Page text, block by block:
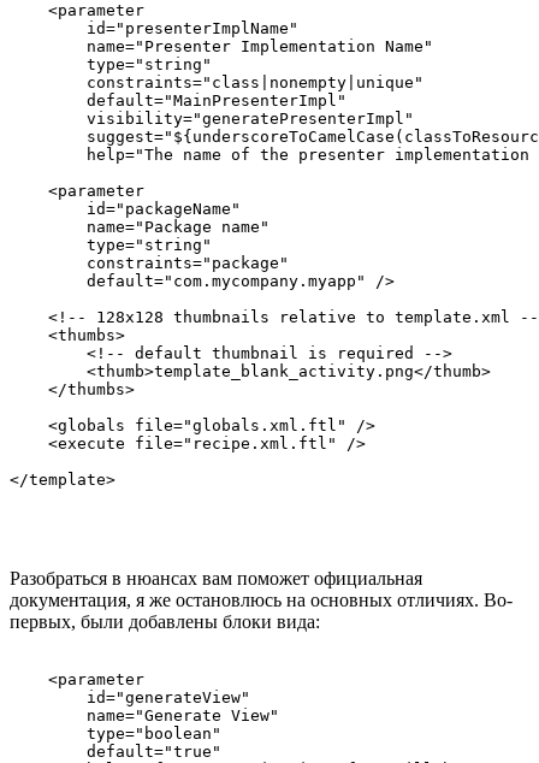
    <parameter
        id="presenterImplName"
        name="Presenter Implementation Name"
        type="string"
        constraints="class|nonempty|unique"
        default="MainPresenterImpl"
        visibility="generatePresenterImpl"
help="The name of the presenter
    <parameter
        id="packageName"
        name="Package name"
        type="string"
        constraints="package"
        default="com.mycompany.myapp" />
<!-- 128x128 thumbnails relative to template.xml
    <thumbs>
        <!-- default thumbnail is required -->
        <thumb>template_blank_activity.png</thumb>
    </thumbs>
    <globals file="globals.xml.ftl" />
    <execute file="recipe.xml.ftl" />
Разобраться в нюансах вам поможет официальная
документация, я же остановлюсь на основных отличиях. Во-
первых, были добавлены блоки вида:
    <parameter
        id="generateView"
        name="Generate View"
        type="boolean"
        default="true"